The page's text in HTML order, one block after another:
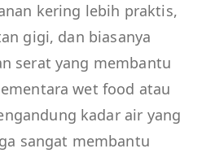
kering lebih praktis,
gigi, dan biasanya
serat yang membantu
wet food atau
kadar air yang
sangat membantu